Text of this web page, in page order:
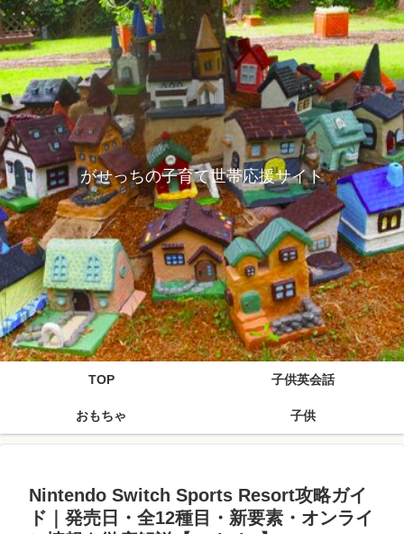
がせっちの子育て世帯応援サイト
TOP 子供英会話
おもちゃ 子供
Nintendo Switch Sports Resort攻略ガイ
ド｜発売日・全12種目・新要素・オンライ